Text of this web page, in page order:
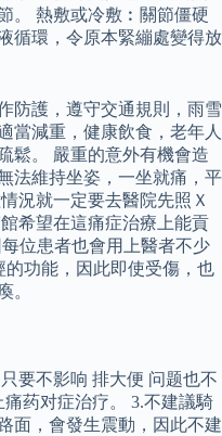
。 熱敷或冷敷︰關節僵硬
循環，令原本緊繃處變得放
防護，遵守交通規則，雨雪
當減重，健康飲食，老年人
鬆。 嚴重的意外有機會造
法維持坐姿，一坐就痛，平
況就一定要去醫院先照Ｘ
希望在這痛症治療上能貢
位患者也會用上醫者不少
功能，因此即使受傷，也
。
要不影响 排大便 问题也不
药对症治疗。 3.不建議騎
面，會發生震動，因此不建